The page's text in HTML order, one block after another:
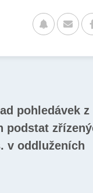
pohledávek
podstat
v oddluženích